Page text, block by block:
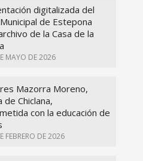
digitalizada del
de Estepona
de la Casa de la
MAYO DE 2026
Mazorra Moreno,
Chiclana,
con la educación de
FEBRERO DE 2026